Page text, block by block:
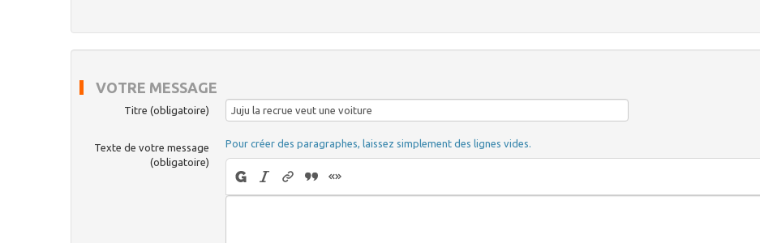
VOTRE MESSAGE
Titre (obligatoire)
Texte de votre message
(obligatoire)
Pour créer des paragraphes, laissez simplement des lignes vides.